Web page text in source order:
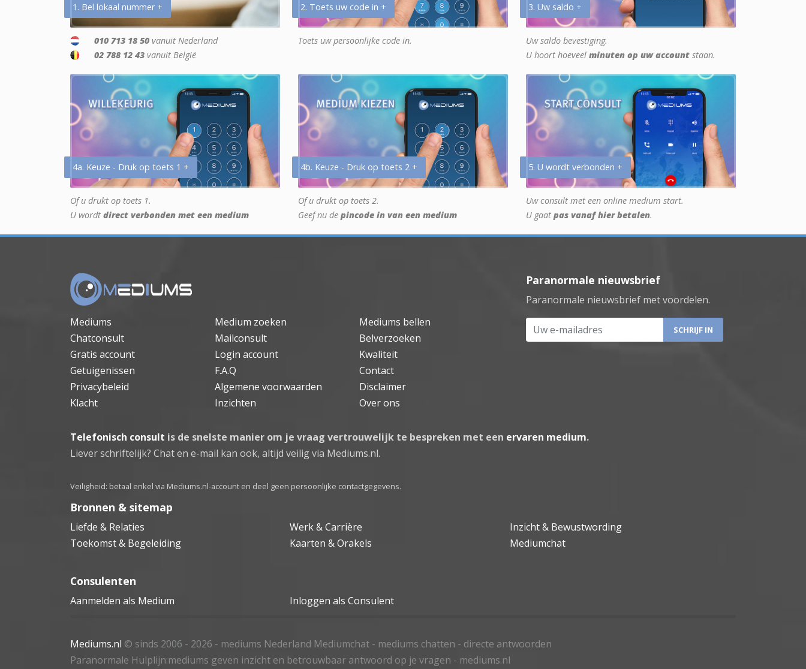
1. Bel lokaal nummer +
010 713 18 50 vanuit Nederland
02 788 12 43 vanuit België
2. Toets uw code in +
Toets uw persoonlijke code in.
3. Uw saldo +
Uw saldo bevestiging.
U hoort hoeveel minuten op uw account staan.
4a. Keuze - Druk op toets 1 +
Of u drukt op toets 1.
U wordt direct verbonden met een medium
4b. Keuze - Druk op toets 2 +
Of u drukt op toets 2.
Geef nu de pincode in van een medium
5. U wordt verbonden +
Uw consult met een online medium start.
U gaat pas vanaf hier betalen.
Mediums Medium zoeken
Mediums bellen
Chatconsult
Mailconsult
Belverzoeken
Gratis account
Login account
Kwaliteit
Getuigenissen
F.A.Q
Contact
Privacybeleid
Algemene voorwaarden
Disclaimer
Klacht
Inzichten Over ons
Paranormale nieuwsbrief
Paranormale nieuwsbrief met voordelen.
Uw e-mailadres
Telefonisch consult is de snelste manier om je vraag vertrouwelijk te bespreken met een ervaren medium.
Liever schriftelijk? Chat en e-mail kan ook, altijd veilig via Mediums.nl.
Veiligheid: betaal enkel via Mediums.nl-account en deel geen persoonlijke contactgegevens.
Bronnen & sitemap
Liefde & Relaties Werk & Carrière
Inzicht & Bewustwording
Toekomst & Begeleiding
Kaarten & Orakels Mediumchat
Consulenten
Aanmelden als Medium Inloggen als Consulent
Mediums.nl © sinds 2006 - 2026 - mediums Nederland Mediumchat - mediums chatten - directe antwoorden
Paranormale Hulplijn:mediums geven inzicht en betrouwbaar antwoord op je vragen - mediums.nl